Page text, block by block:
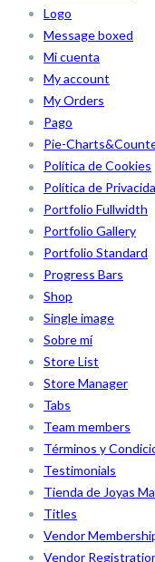
Logo
Message boxed
Mi cuenta
My account
My Orders
Pago
Pie-
Política de Cookies
Política de
Portfolio Fullwidth
Portfolio Gallery
Portfolio Standard
Progress Bars
Shop
Single image
Sobre mí
Store List
Store Manager
Tabs
Team members
Términos y
Testimonials
Tienda de Joyas
Titles
Vendor
Vendor